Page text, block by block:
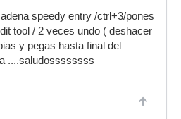
speedy entry /ctrl+3/pones
tool / 2 veces undo ( deshacer
y pegas hasta final del
....saludossssssss